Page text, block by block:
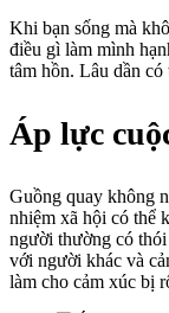
Khi bạn sống mà
điều gì làm mình
tâm hồn. Lâu dần
Áp lực
Guồng quay không
nhiệm xã hội có thể
người thường có thói
với người khác và
làm cho cảm xúc bị